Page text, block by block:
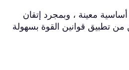
معينة ، وبمجرد إتقان
تطبيق قوانين القوة بسهولة